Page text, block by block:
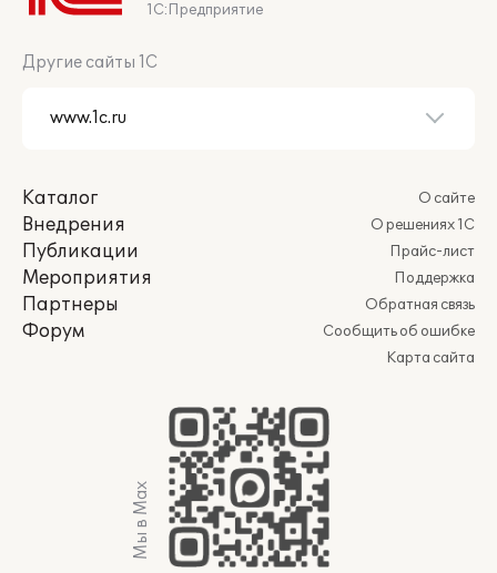
1С:Предприятие
Другие сайты 1С
Каталог
Внедрения
Публикации
Мероприятия
Партнеры
Форум
О сайте
О решениях 1С
Прайс-лист
Поддержка
Обратная связь
Сообщить об ошибке
Карта сайта
Мы в Max